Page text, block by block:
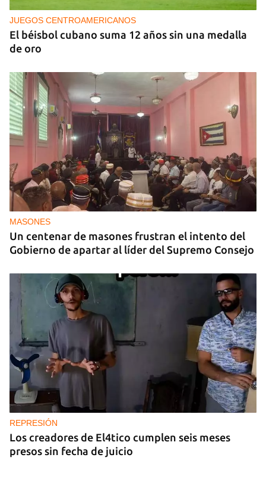
cancilleres para "tomar medidas" contra las
decisiones de Ortega
JUEGOS CENTROAMERICANOS
El béisbol cubano suma 12 años sin una medalla
de oro
MASONES
Un centenar de masones frustran el intento del
Gobierno de apartar al líder del Supremo Consejo
REPRESIÓN
Los creadores de El4tico cumplen seis meses
presos sin fecha de juicio